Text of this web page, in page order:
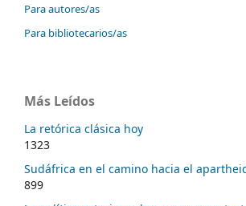
Para autores/as
Para bibliotecarios/as
Más Leídos
La retórica clásica hoy
1323
Sudáfrica en el camino hacia el
899